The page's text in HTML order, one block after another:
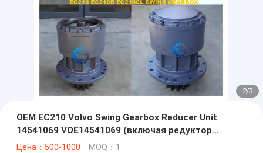
2/3
OEM EC210 Volvo Swing Gearbox Reducer Unit
14541069 VOE14541069 (включая редуктор
колесной коробки передач)
Цена：500-1000 MOQ：1